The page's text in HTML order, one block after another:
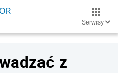
Serwisy
z